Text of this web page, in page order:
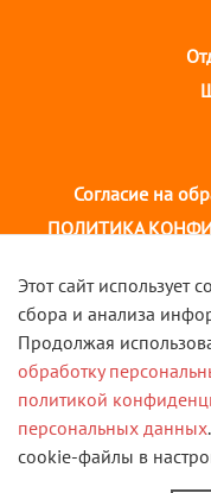
Согласие на
ПОЛИТИКА
г. Иваново, ул. 10
2 этаж,
© 2013 - 2026
Этот сайт использует
сбора и анализа
Продолжая
обработку
политикой
персональных данных
cookie-файлы в